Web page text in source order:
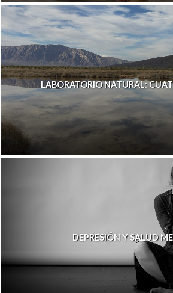
LABORATORIO NATURAL:
DEPRESIÓN Y SALUD